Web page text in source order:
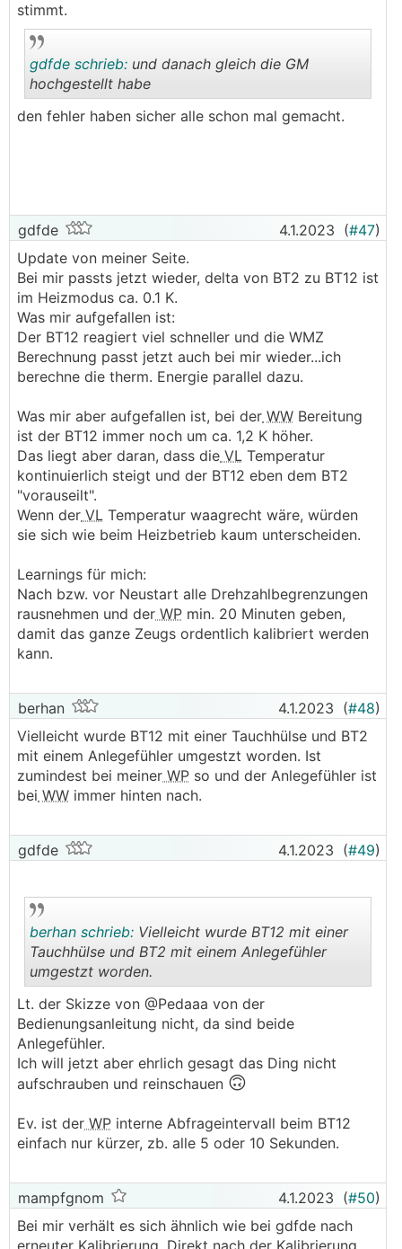
..
stimmt.
gdfde schrieb: und danach gleich die GM
hochgestellt habe
den fehler haben sicher alle schon mal gemacht.
gdfde 4.1.2023 (#47)
Update von meiner Seite.
Bei mir passts jetzt wieder, delta von BT2 zu BT12 ist
im Heizmodus ca. 0.1 K.
Was mir aufgefallen ist:
Der BT12 reagiert viel schneller und die WMZ
Berechnung passt jetzt auch bei mir wieder...ich
berechne die therm. Energie parallel dazu.
Was mir aber aufgefallen ist, bei der WW Bereitung
ist der BT12 immer noch um ca. 1,2 K höher.
Das liegt aber daran, dass die VL Temperatur
kontinuierlich steigt und der BT12 eben dem BT2
"vorauseilt".
Wenn der VL Temperatur waagrecht wäre, würden
sie sich wie beim Heizbetrieb kaum unterscheiden.
Learnings für mich:
Nach bzw. vor Neustart alle Drehzahlbegrenzungen
rausnehmen und der WP min. 20 Minuten geben,
damit das ganze Zeugs ordentlich kalibriert werden
kann.
berhan 4.1.2023 (#48)
Vielleicht wurde BT12 mit einer Tauchhülse und BT2
mit einem Anlegefühler umgestzt worden. Ist
zumindest bei meiner WP so und der Anlegefühler ist
bei WW immer hinten nach.
gdfde 4.1.2023 (#49)
..
berhan schrieb: Vielleicht wurde BT12 mit einer
Tauchhülse und BT2 mit einem Anlegefühler
umgestzt worden.
Lt. der Skizze von @Pedaaa von der
Bedienungsanleitung nicht, da sind beide
Anlegefühler.
Ich will jetzt aber ehrlich gesagt das Ding nicht
aufschrauben und reinschauen 🙃
Ev. ist der WP interne Abfrageintervall beim BT12
einfach nur kürzer, zb. alle 5 oder 10 Sekunden.
mampfgnom 4.1.2023 (#50)
Bei mir verhält es sich ähnlich wie bei gdfde nach
erneuter Kalibrierung. Direkt nach der Kalibrierung